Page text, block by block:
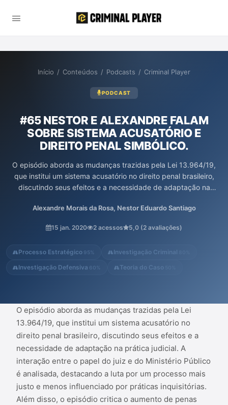
Início / Conteúdos / Podcasts / Criminal Player
PODCAST
#65 NESTOR E ALEXANDRE FALAM
SOBRE SISTEMA ACUSATÓRIO E
DIREITO PENAL SIMBÓLICO.
O episódio aborda as mudanças trazidas pela Lei 13.964/19,
que institui um sistema acusatório no direito penal brasileiro,
discutindo seus efeitos e a necessidade de adaptação na
Público é analisada, destacando a luta por um processo mais
o episódio critica o aumento de penas como uma forma de
ef...
Alexandre Morais da Rosa, Nestor Eduardo Santiago
15 jan. 2020 2 acessos 5,0 (2 avaliações)
Processo Estratégico 95% Investigação Criminal
Investigação Defensiva 60% Teoria do Caso
O episódio aborda as mudanças trazidas pela Lei
13.964/19, que institui um sistema acusatório no
direito penal brasileiro, discutindo seus efeitos e a
necessidade de adaptação na prática judicial. A
interação entre o papel do juiz e do Ministério Público
é analisada, destacando a luta por um processo mais
justo e menos influenciado por práticas inquisitórias.
Além disso, o episódio critica o aumento de penas